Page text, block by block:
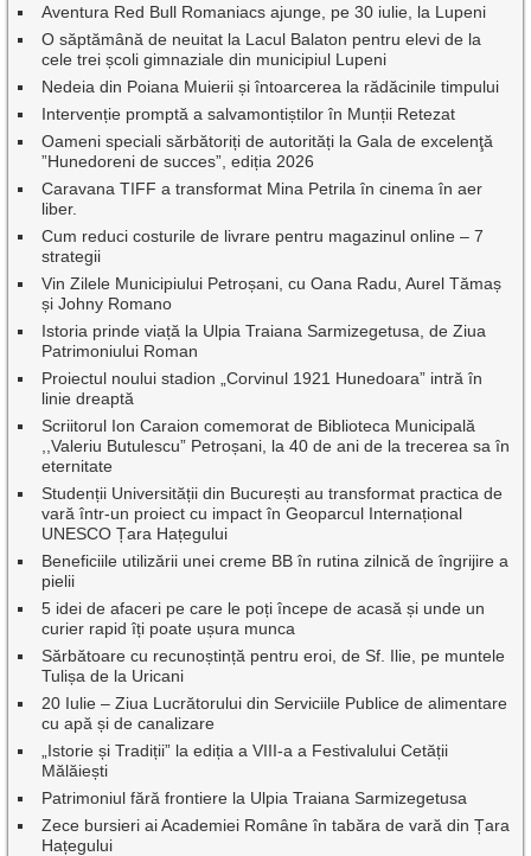
Aventura Red Bull Romaniacs ajunge, pe 30 iulie, la Lupeni
O săptămână de neuitat la Lacul Balaton pentru elevi de la
cele trei școli gimnaziale din municipiul Lupeni
Nedeia din Poiana Muierii și întoarcerea la rădăcinile timpului
Intervenție promptă a salvamontiștilor în Munții Retezat
Oameni speciali sărbătoriți de autorități la Gala de excelenţă
”Hunedoreni de succes”, ediția 2026
Caravana TIFF a transformat Mina Petrila în cinema în aer
liber.
Cum reduci costurile de livrare pentru magazinul online – 7
strategii
Vin Zilele Municipiului Petroșani, cu Oana Radu, Aurel Tămaș
și Johny Romano
Istoria prinde viață la Ulpia Traiana Sarmizegetusa, de Ziua
Patrimoniului Roman
Proiectul noului stadion „Corvinul 1921 Hunedoara” intră în
linie dreaptă
Scriitorul Ion Caraion comemorat de Biblioteca Municipală
,,Valeriu Butulescu” Petroșani, la 40 de ani de la trecerea sa în
eternitate
Studenții Universității din București au transformat practica de
vară într-un proiect cu impact în Geoparcul Internațional
UNESCO Țara Hațegului
Beneficiile utilizării unei creme BB în rutina zilnică de îngrijire a
pielii
5 idei de afaceri pe care le poți începe de acasă și unde un
curier rapid îți poate ușura munca
Sărbătoare cu recunoștință pentru eroi, de Sf. Ilie, pe muntele
Tulișa de la Uricani
20 Iulie – Ziua Lucrătorului din Serviciile Publice de alimentare
cu apă și de canalizare
„Istorie și Tradiții” la ediția a VIII-a a Festivalului Cetății
Mălăiești
Patrimoniul fără frontiere la Ulpia Traiana Sarmizegetusa
Zece bursieri ai Academiei Române în tabăra de vară din Țara
Hațegului